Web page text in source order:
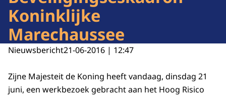
Koninklijke
Marechaussee
Nieuwsbericht21-06-2016 | 12:47
Zijne Majesteit de Koning heeft vandaag, dinsdag 21
juni, een werkbezoek gebracht aan het Hoog Risico